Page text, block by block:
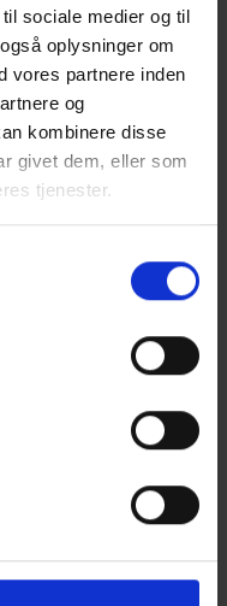
sociale medier og til
oplysninger om
vores partnere inden
og
kombinere disse
givet dem, eller som
tjenester.
GDPR-regler.
medarbejderne, og
ulempe for
reglerne ikke følges
for overvågning af
kan opnå en
sædvanlig) på en
skal kunne
ansættelsesret og